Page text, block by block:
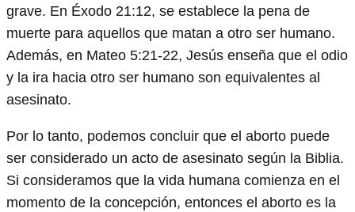
grave. En Éxodo 21:12, se establece la pena de
muerte para aquellos que matan a otro ser humano.
Además, en Mateo 5:21-22, Jesús enseña que el odio
y la ira hacia otro ser humano son equivalentes al
asesinato.
Por lo tanto, podemos concluir que el aborto puede
ser considerado un acto de asesinato según la Biblia.
Si consideramos que la vida humana comienza en el
momento de la concepción, entonces el aborto es la